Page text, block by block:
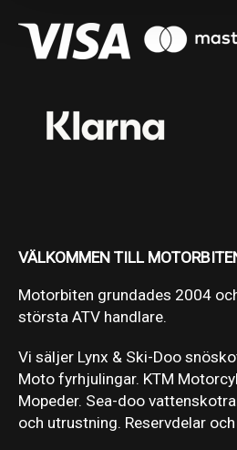
VÄLKOMMEN TILL
Motorbiten grundades 2004
största ATV handlare.
Vi säljer Lynx & Ski-Doo
Moto fyrhjulingar. KTM
Mopeder. Sea-doo
och utrustning. Reservdelar